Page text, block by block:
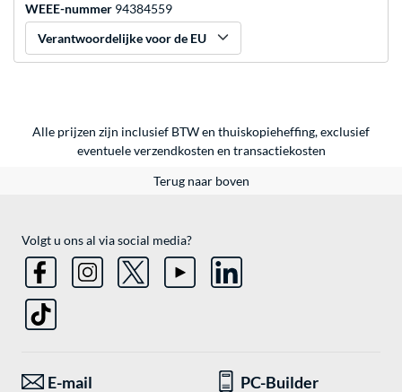
WEEE-nummer 94384559
Verantwoordelijke voor de EU
Alle prijzen zijn inclusief BTW en thuiskopieheffing, exclusief
eventueleverzendkosten en transactiekosten
Terug naar boven
Volgt u ons al via social media?
E-mail PC-Builder